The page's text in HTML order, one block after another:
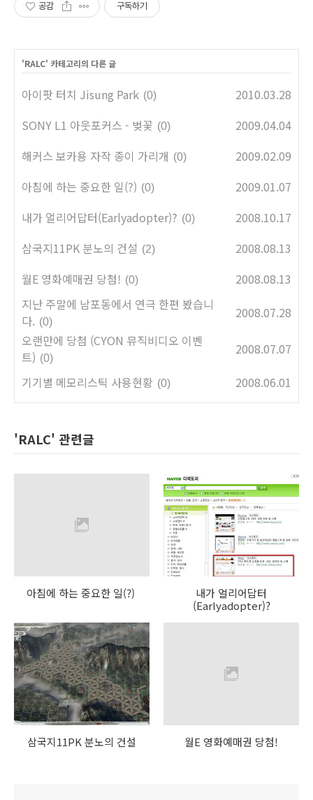
공감 구독하기
'RALC' 카테고리의 다른 글
아이팟 터치 Jisung Park (0)
2010.03.28
SONY L1 아웃포커스 - 벚꽃 (0)
2009.04.04
해커스 보카용 자작 종이 가리개 (0)
2009.02.09
아침에 하는 중요한 일(?) (0)
2009.01.07
내가 얼리어답터(Earlyadopter)? (0)
2008.10.17
삼국지11PK 분노의 건설 (2)
2008.08.13
월E 영화예매권 당첨! (0)
2008.08.13
지난 주말에 남포동에서 연극 한편 봤습니
다. (0)
2008.07.28
오랜만에 당첨 (CYON 뮤직비디오 이벤
트) (0)
2008.07.07
기기별 메모리스틱 사용현황 (0) 2008.06.01
'RALC' 관련글
아침에 하는 중요한 일(?)
내가 얼리어답터
(Earlyadopter)?
삼국지11PK 분노의 건설 월E 영화예매권 당첨!